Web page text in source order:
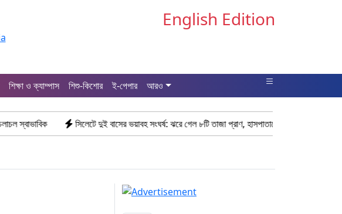
English Edition
শিক্ষা ও ক্যাম্পাস শিশু-কিশোর ই-পেপার আরও
সিলেটে দুই বাসের ভয়াবহ সংঘর্ষ: ঝরে গেল ৮টি তাজা প্রাণ, হাসপাতালে ২৫ সিলিন্ডার লিকেজে